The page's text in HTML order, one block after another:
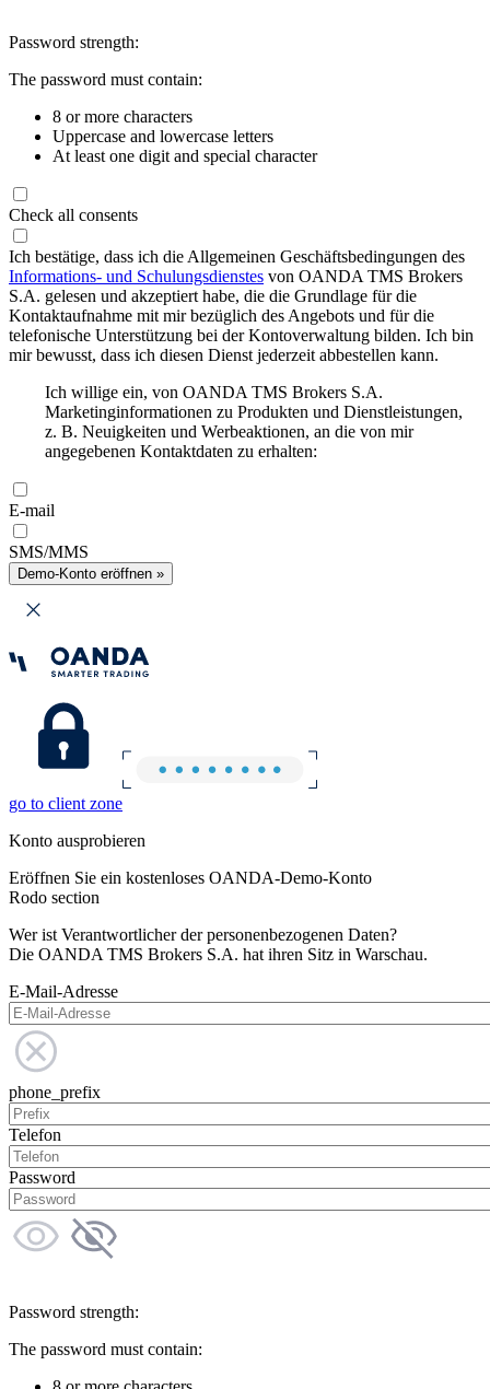
Password strength:
The password must contain:
8 or more characters
Uppercase and lowercase letters
At least one digit and special character
Check all consents
Ich bestätige, dass ich die Allgemeinen Geschäftsbedingungen des
Informations- und Schulungsdienstes von OANDA TMS Brokers
S.A. gelesen und akzeptiert habe, die die Grundlage für die
Kontaktaufnahme mit mir bezüglich des Angebots und für die
telefonische Unterstützung bei der Kontoverwaltung bilden. Ich bin
mir bewusst, dass ich diesen Dienst jederzeit abbestellen kann.
Ich willige ein, von OANDA TMS Brokers S.A.
Marketinginformationen zu Produkten und Dienstleistungen,
z. B. Neuigkeiten und Werbeaktionen, an die von mir
angegebenen Kontaktdaten zu erhalten:
E-mail
SMS/MMS
Demo-Konto eröffnen »
go to client zone
Konto ausprobieren
Eröffnen Sie ein kostenloses OANDA-Demo-Konto
Rodo section
Wer ist Verantwortlicher der personenbezogenen Daten?
Die OANDA TMS Brokers S.A. hat ihren Sitz in Warschau.
E-Mail-Adresse
phone_prefix
Telefon
Password
Password strength:
The password must contain: